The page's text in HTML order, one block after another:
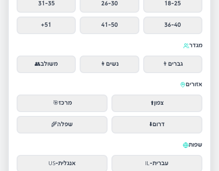
18-25
26-30
31-35
36-40
41-50
51+
מגדר
גברים👨 נשים👩 משולב👥
אזורים
צפון⬆️ מרכז🎯
דרום⬇️ שפלה🌾
שפות
עברית-
IL אנגלית-
US